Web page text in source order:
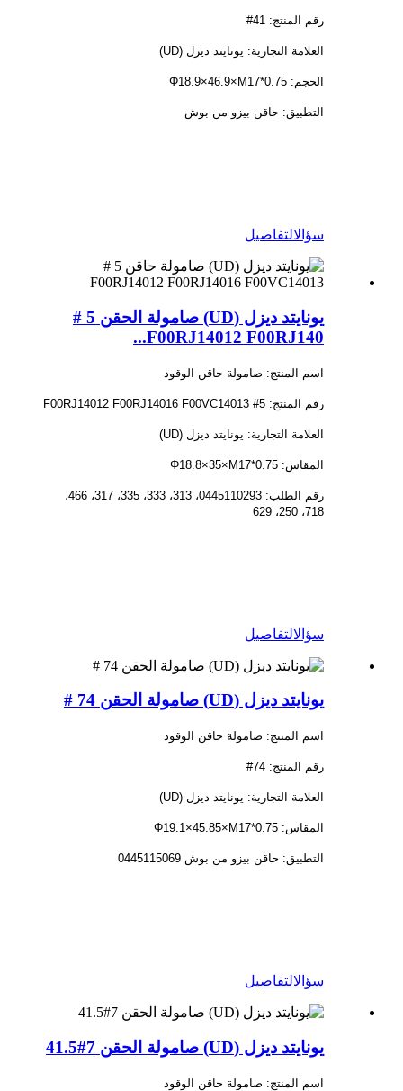
رقم المنتج: 41#
العلامة التجارية: يونايتد ديزل (UD)
الحجم: Φ18.9×46.9×M17*0.75
التطبيق: حاقن بيزو من بوش
سؤالالتفاصيل
يونايتد ديزل (UD) صامولة الحقن 5 #
F00RJ14012 F00RJ140...
اسم المنتج: صامولة حاقن الوقود
رقم المنتج: 5# F00RJ14012 F00RJ14016 F00VC14013
العلامة التجارية: يونايتد ديزل (UD)
المقاس: Φ18.8×35×M17*0.75
رقم الطلب: 0445110293، 313، 333، 335، 317، 466،
718، 250، 629
سؤالالتفاصيل
يونايتد ديزل (UD) صامولة الحقن 74 #
اسم المنتج: صامولة حاقن الوقود
رقم المنتج: 74#
العلامة التجارية: يونايتد ديزل (UD)
المقاس: Φ19.1×45.85×M17*0.75
التطبيق: حاقن بيزو من بوش 0445115069
سؤالالتفاصيل
يونايتد ديزل (UD) صامولة الحقن 7#41.5
اسم المنتج: صامولة حاقن الوقود